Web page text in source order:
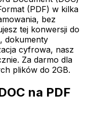
(PDF) w kilka
bez
tej konwersji do
dokumenty
cyfrowa, nasz
Za darmo dla
plików do 2GB.
na PDF